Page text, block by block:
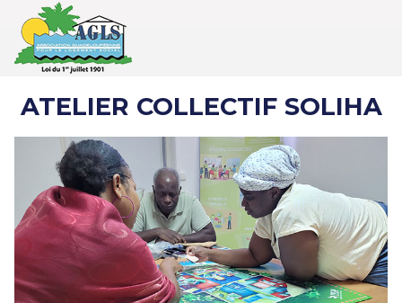
ATELIER COLLECTIF SOLIHA